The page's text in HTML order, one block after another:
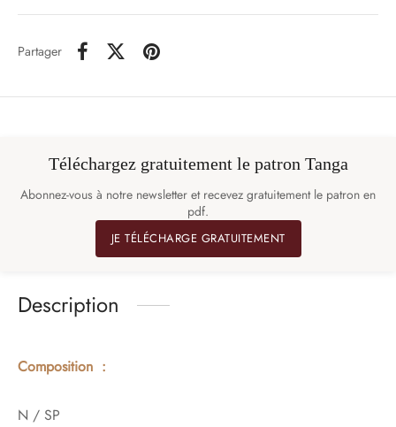
Partager
Téléchargez gratuitement le patron Tanga
Abonnez-vous à notre newsletter et recevez gratuitement le patron en
pdf.
JE TÉLÉCHARGE GRATUITEMENT
Description
Composition :
N / SP